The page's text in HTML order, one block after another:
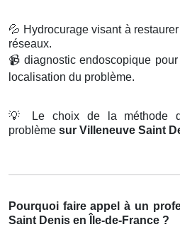
💦 Hydrocurage visant à
réseaux.
📹 diagnostic endoscopique
localisation du problème.
💡
Le choix de la méthode
problème sur Villeneuve Saint
Pourquoi faire appel à un
Saint Denis en Île-de-France ?